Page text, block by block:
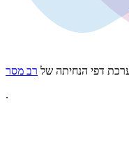
דפי הנחיתה של רב מסר
.